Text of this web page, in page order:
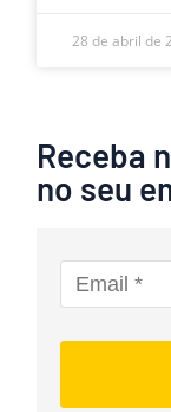
28 de abril de
Receba
no seu